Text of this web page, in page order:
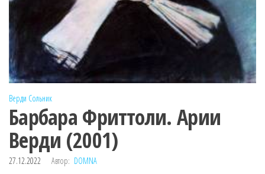
Верди Сольник
Барбара Фриттоли. Арии
Верди (2001)
27.12.2022 Автор: DOMNA